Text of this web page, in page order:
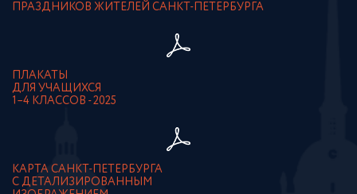
ПРАЗДНИКОВ ЖИТЕЛЕЙ САНКТ-ПЕТЕРБУРГА
ПЛАКАТЫ
ДЛЯ УЧАЩИХСЯ
1–4 КЛАССОВ - 2025
КАРТА САНКТ-ПЕТЕРБУРГА
С ДЕТАЛИЗИРОВАННЫМ